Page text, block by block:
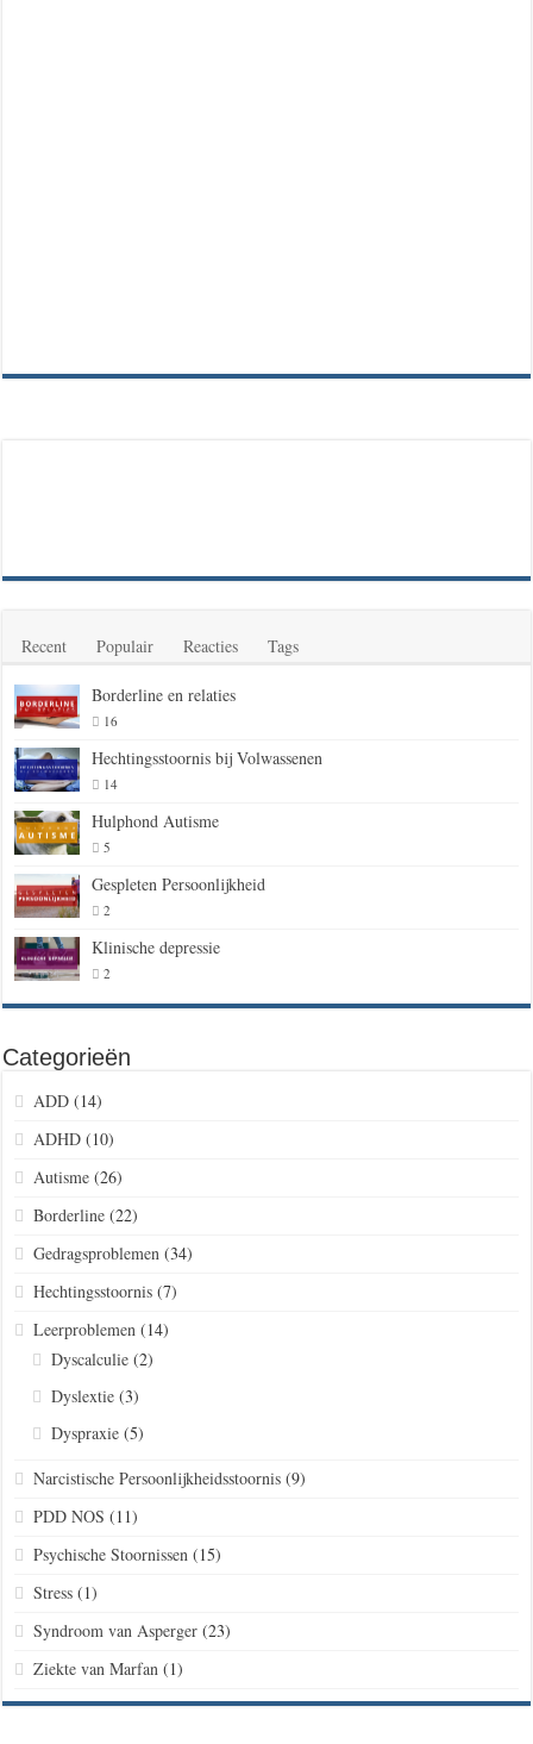
Recent Populair Reacties Tags
Borderline en relaties
16
Hechtingsstoornis bij Volwassenen
14
Hulphond Autisme
5
Gespleten Persoonlijkheid
2
Klinische depressie
2
Categorieën
ADD(14)
ADHD(10)
Autisme(26)
Borderline(22)
Gedragsproblemen(34)
Hechtingsstoornis(7)
Leerproblemen(14)
Dyscalculie(2)
Dyslextie(3)
Dyspraxie(5)
Narcistische Persoonlijkheidsstoornis(9)
PDD NOS (11)
Psychische Stoornissen(15)
Stress(1)
Syndroom van Asperger(23)
Ziekte van Marfan(1)